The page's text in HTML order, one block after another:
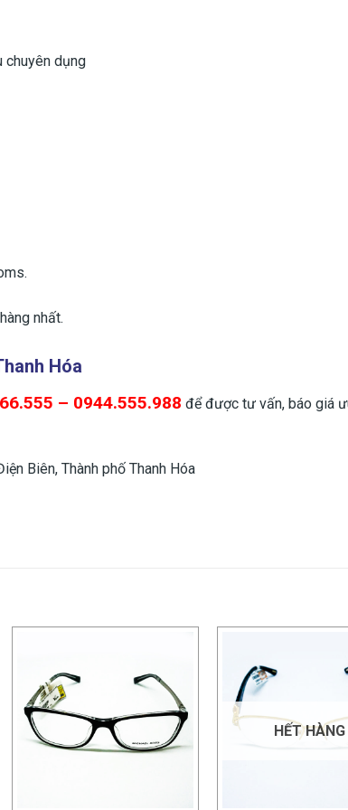
chuyên dụng
nhất.
Hóa
– 0944.555.988 để được tư vấn, báo giá
Biên, Thành phố Thanh Hóa
HẾT HÀNG